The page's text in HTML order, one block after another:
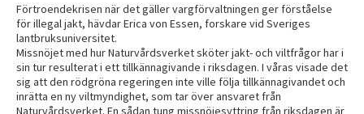
Förtroendekrisen när det gäller vargförvaltningen ger förståelse
för illegal jakt, hävdar Erica von Essen, forskare vid Sveriges
lantbruksuniversitet.
Missnöjet med hur Naturvårdsverket sköter jakt- och viltfrågor har i
sin tur resulterat i ett tillkännagivande i riksdagen. I våras visade det
sig att den rödgröna regeringen inte ville följa tillkännagivandet och
inrätta en ny viltmyndighet, som tar över ansvaret från
Naturvårdsverket. En sådan tung missnöjesyttring från riksdagen är